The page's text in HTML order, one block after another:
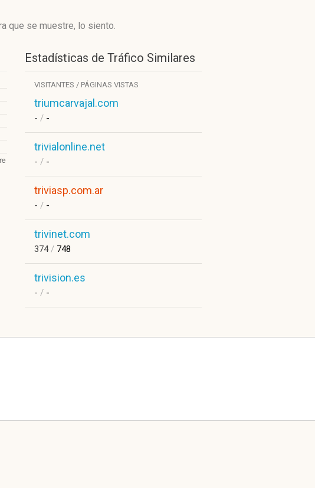
que se muestre, lo siento.
Estadísticas de Tráfico Similares
VISITANTES / PÁGINAS VISTAS
triumcarvajal.com
- / -
trivialonline.net
- / -
triviasp.com.ar
- / -
trivinet.com
374/ 748
trivision.es
- / -